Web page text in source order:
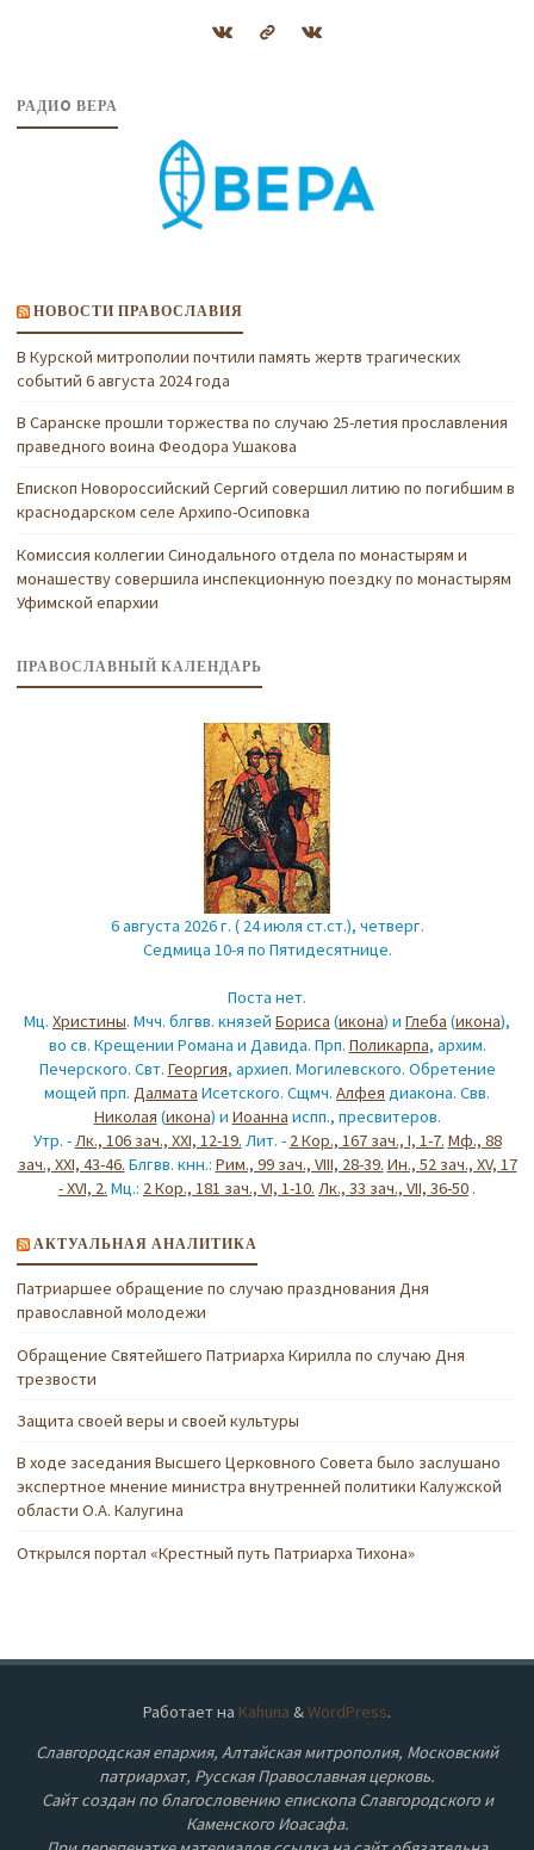
РАДИO ВЕРА
НОВОСТИ ПРАВОСЛАВИЯ
В Курской митрополии почтили память жертв трагических
событий 6 августа 2024 года
В Саранске прошли торжества по случаю 25-летия прославления
праведного воина Феодора Ушакова
Епископ Новороссийский Сергий совершил литию по погибшим в
краснодарском селе Архипо-Осиповка
Комиссия коллегии Синодального отдела по монастырям и
монашеству совершила инспекционную поездку по монастырям
Уфимской епархии
ПРАВОСЛАВНЫЙ КАЛЕНДАРЬ
6 августа 2026 г. ( 24 июля ст.ст.), четверг.
Седмица 10-я по Пятидесятнице.
Поста нет.
Мц. Христины. Мчч. блгвв. князей Бориса (икона) и Глеба (икона),
во св. Крещении Романа и Давида. Прп. Поликарпа, архим.
Печерского. Свт. Георгия, архиеп. Могилевского. Обретение
мощей прп. Далмата Исетского. Сщмч. Алфея диакона. Свв.
Николая (икона) и Иоанна испп., пресвитеров.
Утр. -Лк., 106 зач., XXI, 12-19. Лит. - 2 Кор., 167 зач., I, 1-7. Мф., 88
зач., XXI, 43-46. Блгвв. кнн.: Рим., 99 зач., VIII, 28-39. Ин., 52 зач., XV, 17
- XVI, 2. Мц.: 2 Кор., 181 зач., VI, 1-10. Лк., 33 зач., VII, 36-50 .
АКТУАЛЬНАЯ АНАЛИТИКА
Патриаршее обращение по случаю празднования Дня
православной молодежи
Обращение Святейшего Патриарха Кирилла по случаю Дня
трезвости
Защита своей веры и своей культуры
В ходе заседания Высшего Церковного Совета было заслушано
экспертное мнение министра внутренней политики Калужской
области О.А. Калугина
Открылся портал «Крестный путь Патриарха Тихона»
Работает на Kahuna &WordPress.
Славгородская епархия, Алтайская митрополия, Московский
патриархат, Русская Православная церковь.
Сайт создан по благословению епископа Славгородского и
Каменского Иоасафа.